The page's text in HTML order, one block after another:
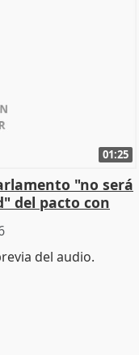
01:25
"no será
del pacto con